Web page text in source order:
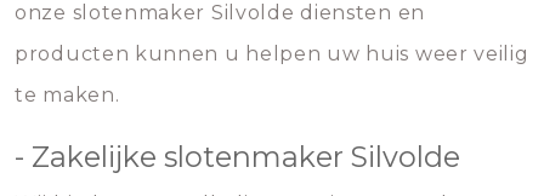
onze slotenmaker Silvolde diensten en
producten kunnen u helpen uw huis weer veilig
te maken.
- Zakelijke slotenmaker Silvolde